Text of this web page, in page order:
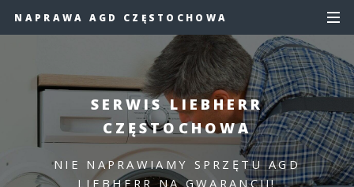
NAPRAWA AGD CZĘSTOCHOWA
SERWIS LIEBHERR
CZĘSTOCHOWA
NIE NAPRAWIAMY SPRZĘTU AGD
LIEBHERR NA GWARANCJI!